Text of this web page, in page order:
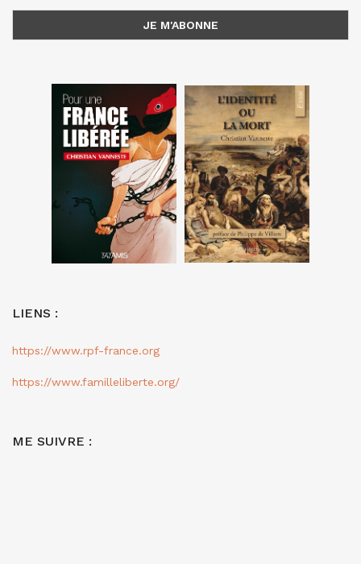
LIENS :
https://www.rpf-france.org
https://www.familleliberte.org/
ME SUIVRE :